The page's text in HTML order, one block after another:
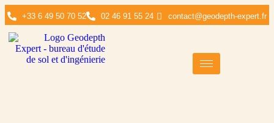
+33 6 49 50 70 52 02 46 91 55 24 contact@geodepth-expert.fr